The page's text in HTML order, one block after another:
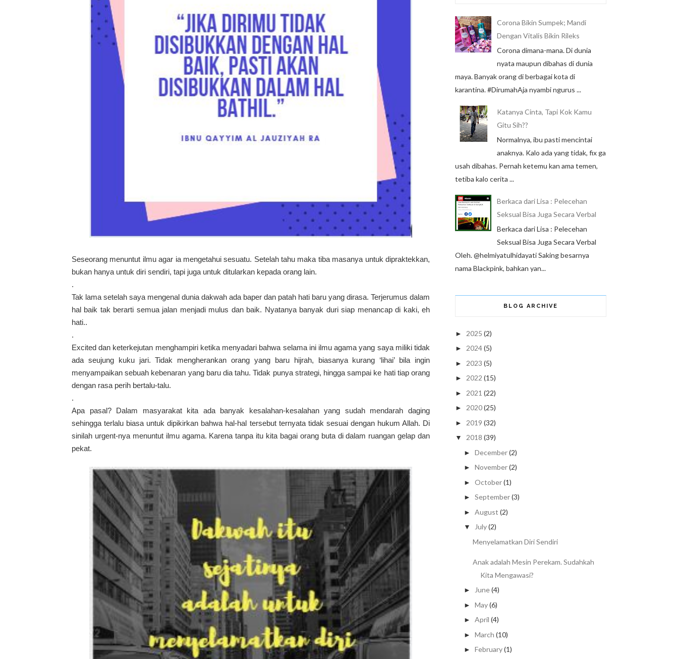
Seseorang menuntut ilmu agar ia mengetahui sesuatu. Setelah tahu maka tiba masanya untuk dipraktekkan,
bukan hanya untuk diri sendiri, tapi juga untuk ditularkan kepada orang lain.
.
Tak lama setelah saya mengenal dunia dakwah ada baper dan patah hati baru yang dirasa. Terjerumus dalam
hal baik tak berarti semua jalan menjadi mulus dan baik. Nyatanya banyak duri siap menancap di kaki, eh
hati..
.
Excited dan keterkejutan menghampiri ketika menyadari bahwa selama ini ilmu agama yang saya miliki tidak
ada seujung kuku jari. Tidak mengherankan orang yang baru hijrah, biasanya kurang ‘lihai’ bila ingin
menyampaikan sebuah kebenaran yang baru dia tahu. Tidak punya strategi, hingga sampai ke hati tiap orang
dengan rasa perih bertalu-talu.
.
Apa pasal? Dalam masyarakat kita ada banyak kesalahan-kesalahan yang sudah mendarah daging
sehingga terlalu biasa untuk dipikirkan bahwa hal-hal tersebut ternyata tidak sesuai dengan hukum Allah. Di
sinilah urgent-nya menuntut ilmu agama. Karena tanpa itu kita bagai orang buta di dalam ruangan gelap dan
pekat.
Corona Bikin Sumpek; Mandi
Dengan Vitalis Bikin Rileks
Corona dimana-mana. Di dunia
nyata maupun dibahas di dunia
maya. Banyak orang di berbagai kota di
karantina. #DirumahAja nyambi ngurus ...
Katanya Cinta, Tapi Kok Kamu
Gitu Sih??
Normalnya, ibu pasti mencintai
anaknya. Kalo ada yang tidak, fix ga
usah dibahas. Pernah ketemu kan ama temen,
tetiba kalo cerita ...
Berkaca dari Lisa : Pelecehan
Seksual Bisa Juga Secara Verbal
Berkaca dari Lisa : Pelecehan
Seksual Bisa Juga Secara Verbal
Oleh. @helmiyatulhidayati Saking besarnya
nama Blackpink, bahkan yan...
BLOG ARCHIVE
► 2025 (2)
► 2024(5)
► 2023 (5)
► 2022 (15)
► 2021 (22)
► 2020(25)
► 2019 (32)
▼ 2018 (39)
► December(2)
► November(2)
► October(1)
► September(3)
► August (2)
▼ July(2)
Menyelamatkan Diri Sendiri
Anak adalah Mesin Perekam. Sudahkah
Kita Mengawasi?
► June(4)
► May(6)
► April (4)
► March (10)
► February(1)